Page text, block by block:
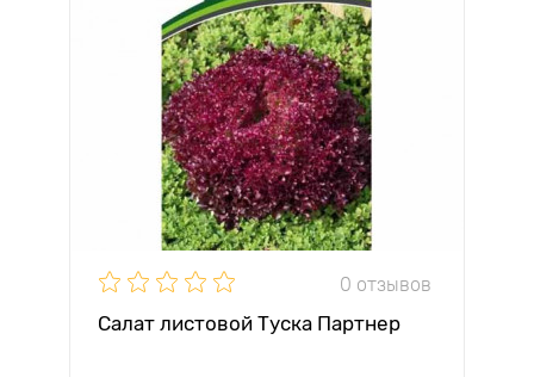
0 отзывов
Салат листовой Туска Партнер